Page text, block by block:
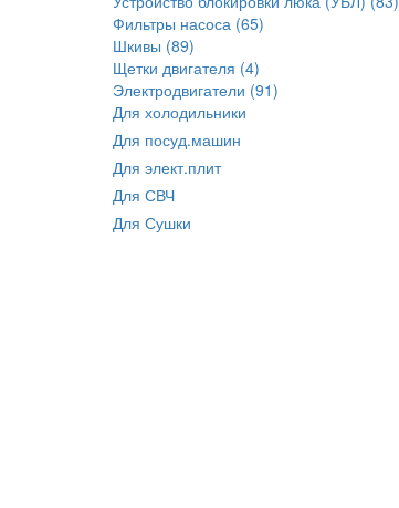
Фильтры насоса (65)
Шкивы (89)
Щетки двигателя (4)
Электродвигатели (91)
Для холодильники
Для посуд.машин
Для элект.плит
Для СВЧ
Для Сушки